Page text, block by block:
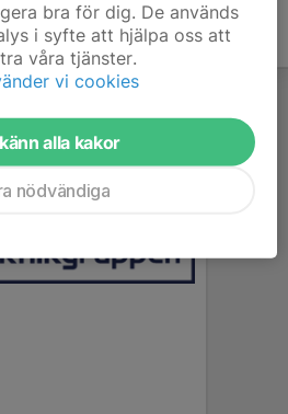
bra för dig. De används
i syfte att hjälpa oss att
våra tjänster.
vi cookies
alla kakor
nödvändiga